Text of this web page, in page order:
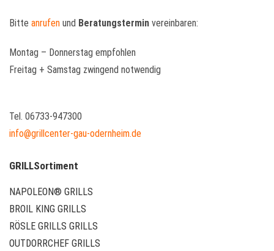
Bitte anrufen und Beratungstermin vereinbaren:
Montag – Donnerstag empfohlen
Freitag + Samstag zwingend notwendig
Tel. 06733-947300
info@grillcenter-gau-odernheim.de
GRILLSortiment
NAPOLEON® GRILLS
BROIL KING GRILLS
RÖSLE GRILLS GRILLS
OUTDORRCHEF GRILLS